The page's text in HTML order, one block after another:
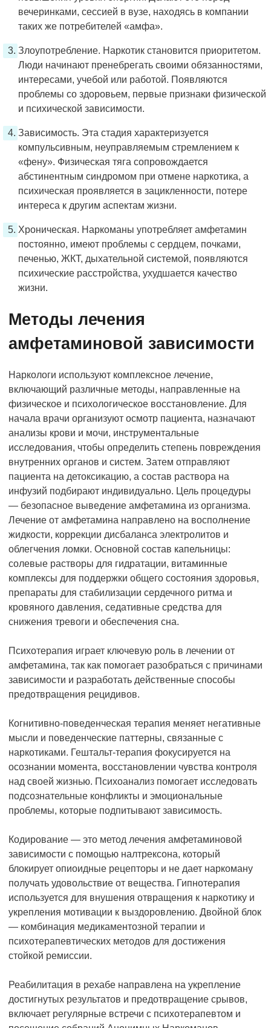
вечеринками, сессией в вузе, находясь в компании
таких же потребителей «амфа».
Злоупотребление. Наркотик становится приоритетом.
Люди начинают пренебрегать своими обязанностями,
интересами, учебой или работой. Появляются
проблемы со здоровьем, первые признаки физической
и психической зависимости.
Зависимость. Эта стадия характеризуется
компульсивным, неуправляемым стремлением к
«фену». Физическая тяга сопровождается
абстинентным синдромом при отмене наркотика, а
психическая проявляется в зацикленности, потере
интереса к другим аспектам жизни.
Хроническая. Наркоманы употребляет амфетамин
постоянно, имеют проблемы с сердцем, почками,
печенью, ЖКТ, дыхательной системой, появляются
психические расстройства, ухудшается качество
жизни.
Методы лечения
амфетаминовой зависимости
Наркологи используют комплексное лечение,
включающий различные методы, направленные на
физическое и психологическое восстановление. Для
начала врачи организуют осмотр пациента, назначают
анализы крови и мочи, инструментальные
исследования, чтобы определить степень повреждения
внутренних органов и систем. Затем отправляют
пациента на детоксикацию, а состав раствора на
инфузий подбирают индивидуально. Цель процедуры
— безопасное выведение амфетамина из организма.
Лечение от амфетамина направлено на восполнение
жидкости, коррекции дисбаланса электролитов и
облегчения ломки. Основной состав капельницы:
солевые растворы для гидратации, витаминные
комплексы для поддержки общего состояния здоровья,
препараты для стабилизации сердечного ритма и
кровяного давления, седативные средства для
снижения тревоги и обеспечения сна.
Психотерапия играет ключевую роль в лечении от
амфетамина, так как помогает разобраться с причинами
зависимости и разработать действенные способы
предотвращения рецидивов.
Когнитивно-поведенческая терапия меняет негативные
мысли и поведенческие паттерны, связанные с
наркотиками. Гештальт-терапия фокусируется на
осознании момента, восстановлении чувства контроля
над своей жизнью. Психоанализ помогает исследовать
подсознательные конфликты и эмоциональные
проблемы, которые подпитывают зависимость.
Кодирование — это метод лечения амфетаминовой
зависимости с помощью налтрексона, который
блокирует опиоидные рецепторы и не дает наркоману
получать удовольствие от вещества. Гипнотерапия
используется для внушения отвращения к наркотику и
укрепления мотивации к выздоровлению. Двойной блок
— комбинация медикаментозной терапии и
психотерапевтических методов для достижения
стойкой ремиссии.
Реабилитация в рехабе направлена на укрепление
достигнутых результатов и предотвращение срывов,
включает регулярные встречи с психотерапевтом и